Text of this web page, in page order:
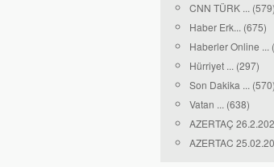
CNN TÜRK ... (579)
Haber Erk... (675)
Haberler Online ...
Hürriyet ... (297)
Son Dakika ... (570)
Vatan ... (638)
AZERTAÇ
AZERTAC